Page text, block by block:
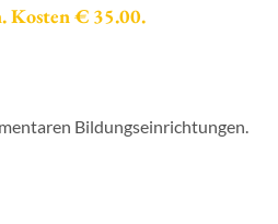
Kosten € 35.00.
Bildungseinrichtungen.